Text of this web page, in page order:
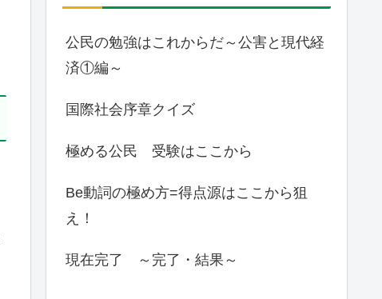
公民の勉強はこれからだ～公害と現代経
済①編～
国際社会序章クイズ
極める公民 受験はここから
Be動詞の極め方=得点源はここから狙
え！
現在完了 ～完了・結果～